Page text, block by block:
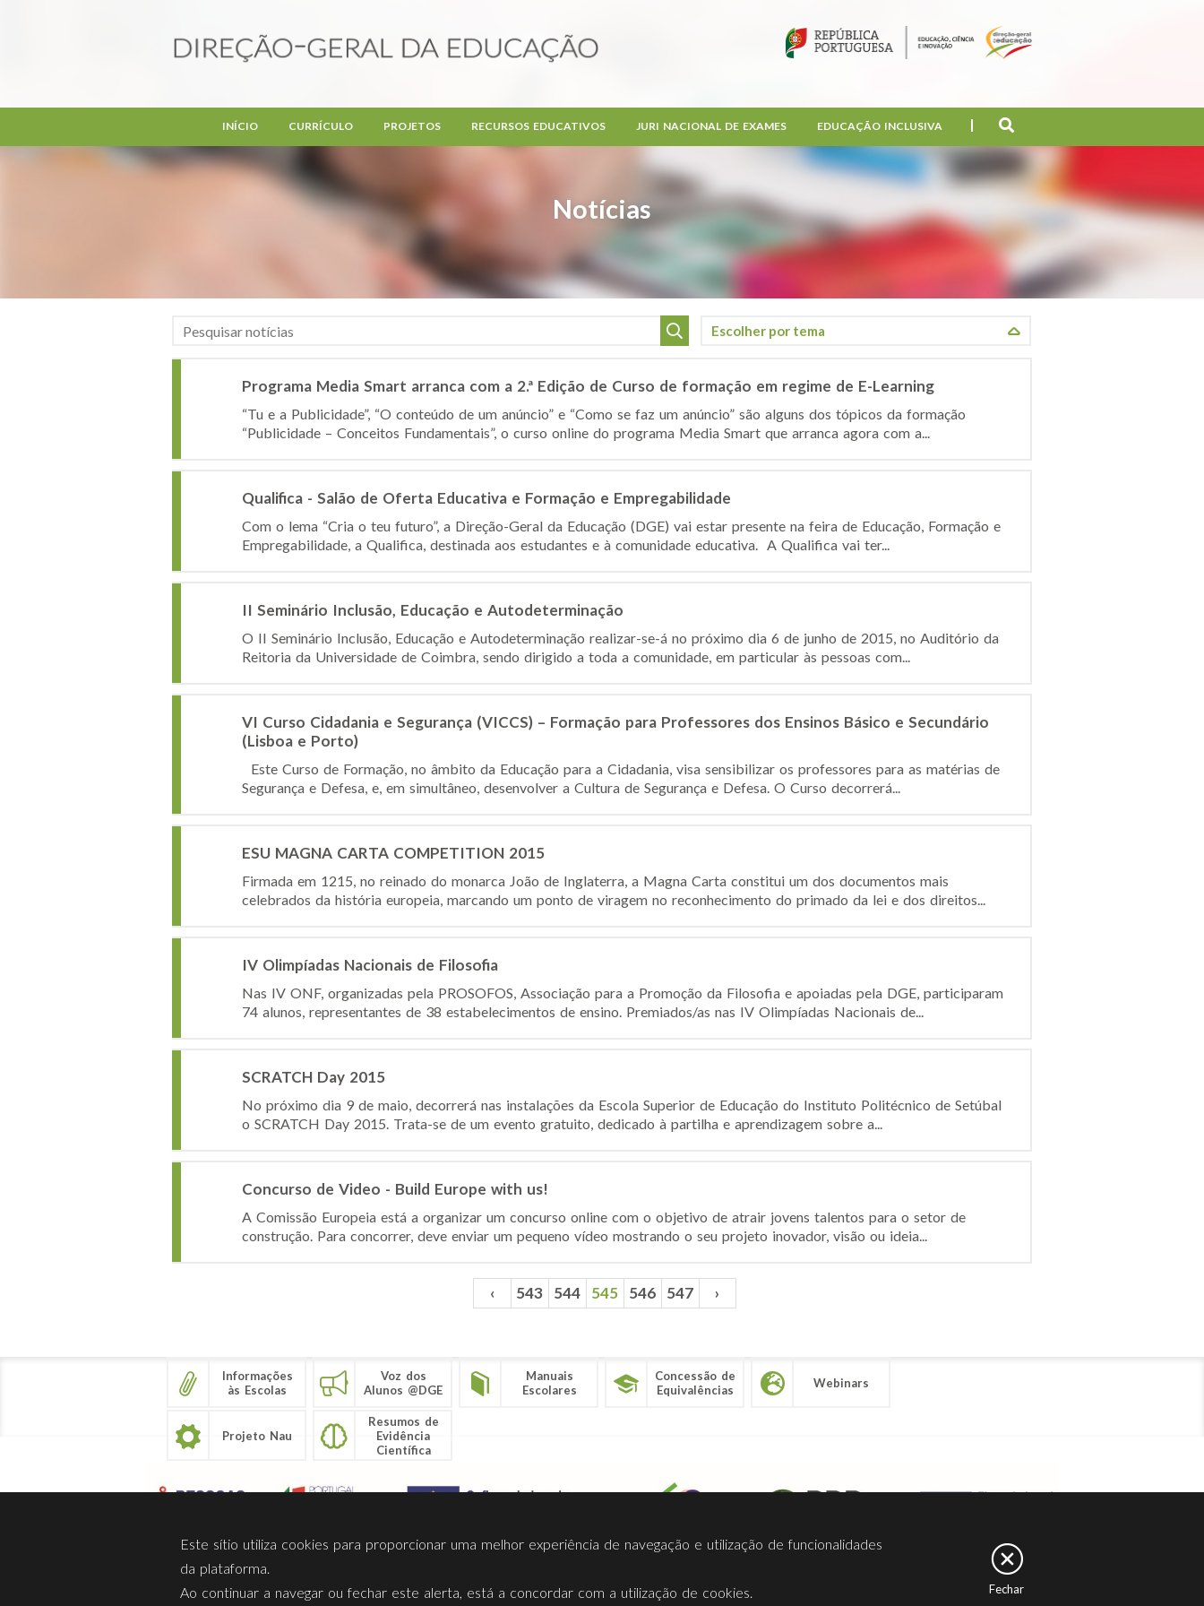
Notícias
INÍCIO CURRÍCULO PROJETOS RECURSOS EDUCATIVOS JURI NACIONAL DE EXAMES EDUCAÇÃO INCLUSIVA
Programa Media Smart arranca com a 2.ª Edição de Curso de formação em regime de E-Learning
“Tu e a Publicidade”, “O conteúdo de um anúncio” e “Como se faz um anúncio” são alguns dos tópicos da formação
“Publicidade – Conceitos Fundamentais”, o curso online do programa Media Smart que arranca agora com a...
Qualifica - Salão de Oferta Educativa e Formação e Empregabilidade
Com o lema “Cria o teu futuro”, a Direção-Geral da Educação (DGE) vai estar presente na feira de Educação, Formação e
Empregabilidade, a Qualifica, destinada aos estudantes e à comunidade educativa. A Qualifica vai ter...
II Seminário Inclusão, Educação e Autodeterminação
O II Seminário Inclusão, Educação e Autodeterminação realizar-se-á no próximo dia 6 de junho de 2015, no Auditório da
Reitoria da Universidade de Coimbra, sendo dirigido a toda a comunidade, em particular às pessoas com...
VI Curso Cidadania e Segurança (VICCS) – Formação para Professores dos Ensinos Básico e Secundário
(Lisboa e Porto)
Este Curso de Formação, no âmbito da Educação para a Cidadania, visa sensibilizar os professores para as matérias de
Segurança e Defesa, e, em simultâneo, desenvolver a Cultura de Segurança e Defesa. O Curso decorrerá...
ESU MAGNA CARTA COMPETITION 2015
Firmada em 1215, no reinado do monarca João de Inglaterra, a Magna Carta constitui um dos documentos mais
celebrados da história europeia, marcando um ponto de viragem no reconhecimento do primado da lei e dos direitos...
IV Olimpíadas Nacionais de Filosofia
Nas IV ONF, organizadas pela PROSOFOS, Associação para a Promoção da Filosofia e apoiadas pela DGE, participaram
74 alunos, representantes de 38 estabelecimentos de ensino. Premiados/as nas IV Olimpíadas Nacionais de...
SCRATCH Day 2015
No próximo dia 9 de maio, decorrerá nas instalações da Escola Superior de Educação do Instituto Politécnico de Setúbal
o SCRATCH Day 2015. Trata-se de um evento gratuito, dedicado à partilha e aprendizagem sobre a...
Concurso de Video - Build Europe with us!
A Comissão Europeia está a organizar um concurso online com o objetivo de atrair jovens talentos para o setor de
construção. Para concorrer, deve enviar um pequeno vídeo mostrando o seu projeto inovador, visão ou ideia...
‹ 543 544 545 546 547 ›
Informações
às Escolas
Voz dos
Alunos @DGE
Manuais
Escolares
Concessão de
Equivalências
Webinars
Projeto Nau
Resumos de
Evidência
Científica
Sobre Nós Privacidade Termos Utilização Contactos Ligações Facebook
Este sítio utiliza cookies para proporcionar uma melhor experiência de navegação e utilização de funcionalidades
da plataforma.
Ao continuar a navegar ou fechar este alerta, está a concordar com a utilização de cookies.
Fechar